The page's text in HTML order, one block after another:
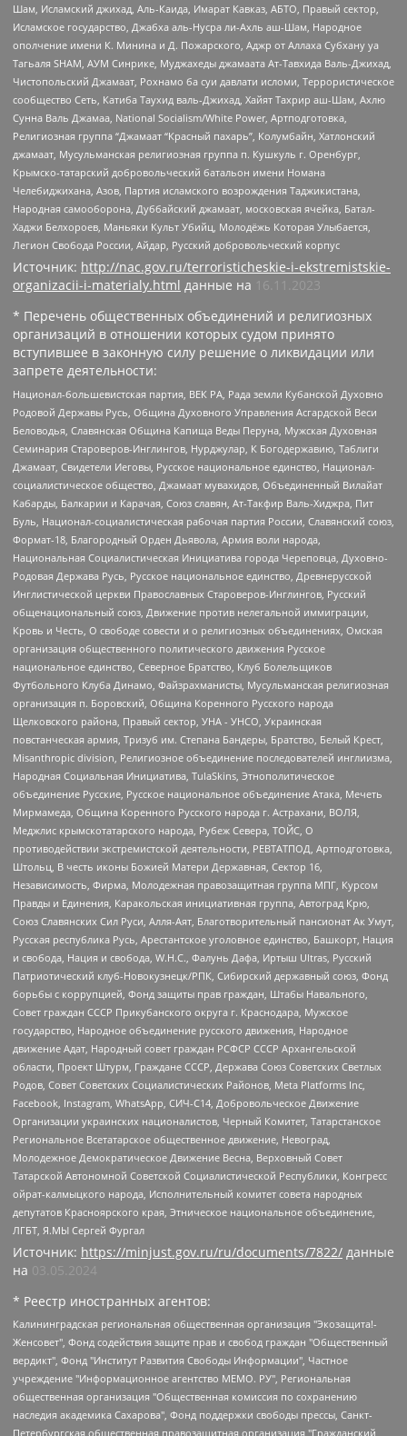
Шам, Исламский джихад, Аль-Каида, Имарат Кавказ, АБТО, Правый сектор,
Исламское государство, Джабха аль-Нусра ли-Ахль аш-Шам, Народное
ополчение имени К. Минина и Д. Пожарского, Аджр от Аллаха Субхану уа
Тагьаля SHAM, АУМ Синрике, Муджахеды джамаата Ат-Тавхида Валь-Джихад,
Чистопольский Джамаат, Рохнамо ба суи давлати исломи, Террористическое
сообщество Сеть, Катиба Таухид валь-Джихад, Хайят Тахрир аш-Шам, Ахлю
Сунна Валь Джамаа, National Socialism/White Power, Артподготовка,
Религиозная группа “Джамаат “Красный пахарь”, Колумбайн, Хатлонский
джамаат, Мусульманская религиозная группа п. Кушкуль г. Оренбург,
Крымско-татарский добровольческий батальон имени Номана
Челебиджихана, Азов, Партия исламского возрождения Таджикистана,
Народная самооборона, Дуббайский джамаат, московская ячейка, Батал-
Хаджи Белхороев, Маньяки Культ Убийц, Молодёжь Которая Улыбается,
Легион Свобода России, Айдар, Русский добровольческий корпус
Источник: http://nac.gov.ru/terroristicheskie-i-ekstremistskie-
organizacii-i-materialy.html данные на
16.11.2023
* Перечень общественных объединений и религиозных
организаций в отношении которых судом принято
вступившее в законную силу решение о ликвидации или
запрете деятельности:
Национал-большевистская партия, ВЕК РА, Рада земли Кубанской Духовно
Родовой Державы Русь, Община Духовного Управления Асгардской Веси
Беловодья, Славянская Община Капища Веды Перуна, Мужская Духовная
Семинария Староверов-Инглингов, Нурджулар, К Богодержавию, Таблиги
Джамаат, Свидетели Иеговы, Русское национальное единство, Национал-
социалистическое общество, Джамаат мувахидов, Объединенный Вилайат
Кабарды, Балкарии и Карачая, Союз славян, Ат-Такфир Валь-Хиджра, Пит
Буль, Национал-социалистическая рабочая партия России, Славянский союз,
Формат-18, Благородный Орден Дьявола, Армия воли народа,
Национальная Социалистическая Инициатива города Череповца, Духовно-
Родовая Держава Русь, Русское национальное единство, Древнерусской
Инглистической церкви Православных Староверов-Инглингов, Русский
общенациональный союз, Движение против нелегальной иммиграции,
Кровь и Честь, О свободе совести и о религиозных объединениях, Омская
организация общественного политического движения Русское
национальное единство, Северное Братство, Клуб Болельщиков
Футбольного Клуба Динамо, Файзрахманисты, Мусульманская религиозная
организация п. Боровский, Община Коренного Русского народа
Щелковского района, Правый сектор, УНА - УНСО, Украинская
повстанческая армия, Тризуб им. Степана Бандеры, Братство, Белый Крест,
Misanthropic division, Религиозное объединение последователей инглиизма,
Народная Социальная Инициатива, TulaSkins, Этнополитическое
объединение Русские, Русское национальное объединение Атака, Мечеть
Мирмамеда, Община Коренного Русского народа г. Астрахани, ВОЛЯ,
Меджлис крымскотатарского народа, Рубеж Севера, ТОЙС, О
противодействии экстремистской деятельности, РЕВТАТПОД, Артподготовка,
Штольц, В честь иконы Божией Матери Державная, Сектор 16,
Независимость, Фирма, Молодежная правозащитная группа МПГ, Курсом
Правды и Единения, Каракольская инициативная группа, Автоград Крю,
Союз Славянских Сил Руси, Алля-Аят, Благотворительный пансионат Ак Умут,
Русская республика Русь, Арестантское уголовное единство, Башкорт, Нация
и свобода, Нация и свобода, W.H.С., Фалунь Дафа, Иртыш Ultras, Русский
Патриотический клуб-Новокузнецк/РПК, Сибирский державный союз, Фонд
борьбы с коррупцией, Фонд защиты прав граждан, Штабы Навального,
Совет граждан СССР Прикубанского округа г. Краснодара, Мужское
государство, Народное объединение русского движения, Народное
движение Адат, Народный совет граждан РСФСР СССР Архангельской
области, Проект Штурм, Граждане СССР, Держава Союз Советских Светлых
Родов, Совет Советских Социалистических Районов, Meta Platforms Inc,
Facebook, Instagram, WhatsApp, СИЧ-С14, Добровольческое Движение
Организации украинских националистов, Черный Комитет, Татарстанское
Региональное Всетатарское общественное движение, Невоград,
Молодежное Демократическое Движение Весна, Верховный Совет
Татарской Автономной Советской Социалистической Республики, Конгресс
ойрат-калмыцкого народа, Исполнительный комитет совета народных
депутатов Красноярского края, Этническое национальное объединение,
ЛГБТ, Я.МЫ Сергей Фургал
Источник: https://minjust.gov.ru/ru/documents/7822/ данные
на 03.05.2024
* Реестр иностранных агентов:
Калининградская региональная общественная организация "Экозащита!-Женсовет", Фонд содействия защите прав и свобод граждан "Общественный вердикт", Фонд "Институт Развития Свободы Информации", Частное учреждение "Информационное агентство МЕМО. РУ", Региональная общественная организация "Общественная комиссия по сохранению наследия академика Сахарова", Фонд поддержки свободы прессы, Санкт-Петербургская общественная правозащитная организация "Гражданский контроль", Межрегиональная общественная организация "Информационно-просветительский центр "Мемориал", Региональный Фонд "Центр Защиты Прав Средств Массовой Информации", с 05.12.2023 Фонд "Центр Защиты Прав Средств массовой информации", Региональная общественная благотворительная организация помощи беженцам и мигрантам "Гражданское содействие", Негосударственное образовательное учреждение дополнительного профессионального образования (повышение квалификации) специалистов "АКАДЕМИЯ ПО ПРАВАМ ЧЕЛОВЕКА", Свердловская региональная общественная организация "Сутяжник", Автономная некоммерческая организация "Центр независимых социологических исследований", Союз общественных объединений "Российский исследовательский центр по правам человека", Региональное общественное учреждение научно-информационный центр "МЕМОРИАЛ", Некоммерческая организация "Фонд защиты гласности", Автономная некоммерческая организация "Институт прав человека", Городская общественная организация "Екатеринбургское общество "МЕМОРИАЛ", Городская общественная организация "Рязанское историко-просветительское и правозащитное общество "Мемориал" (Рязанский Мемориал), Челябинский региональный орган общественной самодеятельности – женское общественное объединение "Женщины Евразии", Челябинский региональный орган общественной самодеятельности "Уральская правозащитная группа", Фонд содействия защите здоровья и социальной справедливости имени Андрея Рылькова, Автономная Некоммерческая Организация "Аналитический Центр Юрия Левады", Автономная некоммерческая организация социальной поддержки населения "Проект Апрель", Региональная общественная организация помощи женщинам и детям, находящимся в кризисной ситуации "Информационно-методический центр "Анна", Фонд содействия развитию массовых коммуникаций и правовому просвещению "Так-так-Так", Фонд содействия устойчивому развитию "Серебряная тайга", Свердловский региональный общественный фонд социальных проектов "Новое время", "Idel.Реалии", Кавказ.Реалии, Крым.Реалии, Телеканал Настоящее Время, Татаро-башкирская служба Радио Свобода (Azatliq Radiosi), Радио Свободная Европа/Радио Свобода (PCE/PC), "Сибирь.Реалии", "Фактограф", Благотворительный фонд помощи осужденным и их семьям, Автономная некоммерческая организация "Институт глобализации и социальных движений", Фонд "В защиту прав заключенных", Частное учреждение "Центр поддержки и содействия развитию средств массовой информации", Пензенский региональный общественный благотворительный фонд "Гражданский союз", "Север.Реалии", Некоммерческая организация Фонд "Правовая инициатива", Общество с ограниченной ответственностью "Радио Свободная Европа/Радио Свобода", Чешское информационное агентство "MEDIUM-ORIENT", Красноярская региональная общественная организация "Мы против СПИДа", Камалягин Денис Николаевич, Маркелов Сергей Евгеньевич, Пономарев Лев Александрович, Савицкая Людмила Алексеевна, Автономная некоммерческая организация "Центр по работе с проблемой насилия "НАСИЛИЮ.НЕТ", Межрегиональный профессиональный союз работников здравоохранения "Альянс врачей", Юридическое лицо, зарегистрированное в Латвийской Республике, SIA "Medusa Project" (регистрационный номер 40103797863, дата регистрации 10.06.2014), Некоммерческая организация "Фонд по борьбе с коррупцией", Автономная некоммерческая организация "Институт права и публичной политики", Баданин Роман Сергеевич, Гликин Максим Александрович, Железнова Мария Михайловна, Лукьянова Юлия Сергеевна, Маетная Елизавета Витальевна, Маняхин Петр Борисович, Чуракова Ольга Владимировна, Ярош Юлия Петровна, Юридическое лицо "The Insider SIA", зарегистрированное в Риге, Латвийская Республика (дата регистрации 26.06.2015), являющееся администратором доменного имени интернет-издания "The Insider SIA", https://theins.ru, Постернак Алексей Евгеньевич, Рубин Михаил Аркадьевич, Анин Роман Александрович, Юридическое лицо Istories fonds, зарегистрированное в Латвийской Республике (регистрационный номер 50008295751, дата регистрации 24.02.2020), Великовский Дмитрий Александрович, Долинина Ирина Николаевна, Мароховская Алеся Алексеевна, Шлейнов Роман Юрьевич, Шмагун Олеся Валентиновна, Общество с ограниченной ответственностью "Альтаир 2021", Общество с ограниченной ответственностью "Вега 2021", Общество с ограниченной ответственностью "Главный редактор 2021", Общество с ограниченной ответственностью "Ромашки монолит", Важенков Артем Валерьевич, Ивановская областная общественная организация "Центр гендерных исследований", Гурман Юрий Альбертович, Медиапроект "ОВД-Инфо", Егоров Владимир Владимирович, Жилинский Владимир Александрович, Общество с ограниченной ответственностью "ЗП", Иванова София Юрьевна, Карезина Инна Павловна, Кильтау Екатерина Викторовна, Петров Алексей Викторович, Пискунов Сергей Евгеньевич, Смирнов Сергей Сергеевич, Тихонов Михаил Сергеевич, Общество с ограниченной ответственностью "ЖУРНАЛИСТ-ИНОСТРАННЫЙ АГЕНТ", Арапова Галина Юрьевна, Вольтская Татьяна Анатольевна, Американская компания "Mason G.E.S. Anonymous Foundation" (США), являющаяся владельцем интернет-издания https://mnews.world/, Компания "Stichting Bellingcat", зарегистрированная в Нидерландах (дата регистрации 11.07.2018), Захаров Андрей Вячеславович, Клепиковская Екатерина Дмитриевна, Общество с ограниченной ответственностью "МЕМО", Перл Роман Александрович, Симонов Евгений Алексеевич, Соловьева Елена Анатольевна, Сотников Даниил Владимирович, Сурначева Елизавета Дмитриевна, Автономная некоммерческая организация по защите прав человека и информированию населения "Якутия – Наше Мнение", Общество с ограниченной ответственностью "Москоу диджитал медиа", с 26.01.2023 Общество с ограниченной ответственностью "Чайка Белые сады", Ветошкина Валерия Валерьевна, Заговора Максим Александрович, Межрегиональное общественное движение "Российская ЛГБТ - сеть", Оленичев Максим Владимирович, Павлов Иван Юрьевич, Скворцова Елена Сергеевна, Общество с ограниченной ответственностью "Как бы инагент", Кочетков Игорь Викторович, Общество с ограниченной ответственностью "Честные выборы", Еланчик Олег Александрович, Общество с ограниченной ответственностью "Нобелевский призыв", Гималова Регина Эмилевна, Григорьев Андрей Валерьевич, Григорьева Алина Александровна, Ассоциация по содействию защите прав призывников, альтернативнослужащих и военнослужащих "Правозащитная группа "Гражданин.Армия.Право", Хисамова Регина Фаритовна, Автономная некоммерческая организация по реализации социально-правовых программ "Лилит", Дальневосточное общественное движение "Маяк", Санкт-Петербургская ЛГБТ-инициативная группа "Выход", Инициативная группа ЛГБТ+ "Реверс", Алексеев Андрей Викторович, Бекбулатова Таисия Львовна, Беляев Иван Михайлович, Владыкина Елена Сергеевна, Гельман Марат Александрович, Никульшина Вероника Юрьевна, Толоконникова Надежда Андреевна, Шендерович Виктор Анатольевич, Общество с ограниченной ответственностью "Данное сообщение", Общество с ограниченной ответственностью Издательский дом "Новая глава", Айнбиндер Александра Александровна, Московский комьюнити-центр для ЛГБТ+инициатив, Благотворительный фонд развития филантропии, Deutsche Welle (Германия, Kurt-Schumacher-Strasse 3, 53113 Bonn), Борзунова Мария Михайловна, Воробьев Виктор Викторович, Голубева Анна Львовна, Константинова Алла Михайловна, Малкова Ирина Владимировна, Мурадов Мурад Абдулгалимович, Осетинская Елизавета Николаевна, Понасенков Евгений Николаевич, Ганапольский Матвей Юрьевич, Киселев Евгений Алексеевич, Борухович Ирина Григорьевна, Дремин Иван Тимофеевич, Дубровский Дмитрий Викторович, Красноярская региональная общественная организация поддержки и развития альтернативных образовательных технологий и межкультурных коммуникаций "ИНТЕРРА", Маяковская Екатерина Алексеевна, Фейгин Марк Захарович, Филимонов Андрей Викторович, Дзугкоева Регина Николаевна, Доброхотов Роман Александрович, Дудь Юрий Александрович, Елкин Сергей Владимирович, Кругликов Кирилл Игоревич, Сабунаева Мария Леонидовна, Семенов Алексей Владимирович, Шаинян Карен Багратович, Шульман Екатерина Михайловна, Асафьев Артур Валерьевич, Вахштайн Виктор Семенович, Венедиктов Алексей Алексеевич, Лушникова Екатерина Евгеньевна, Волков Леонид Михайлович, Невзоров Александр Глебович, Пархоменко Сергей Борисович, Сироткин Ярослав Николаевич, Кара-Мурза Владимир Владимирович, Баранова Наталья Владимировна, Гозман Леонид Яковлевич, Кагарлицкий Борис Юльевич, Климарев Михаил Валерьевич, Милов Владимир Станиславович, Автономная некоммерческая организация Краснодарский центр современного искусства "Типография", Моргенштерн Алишер Тагирович, Соболь Любовь Эдуардовна, Общество с ограниченной ответственностью "ЛИЗА НОРМ", Каспаров Гарри Кимович, Ходорковский Михаил Борисович, Общество с ограниченной ответственностью "Апрельские тезисы", Данилович Ирина Брониславовна, Кашин Олег Владимирович, Петров Николай Владимирович, Пивоваров Алексей Владимирович, Соколов Михаил Владимирович, Цветкова Юлия Владимировна, Чичваркин Евгений Александрович, Комитет против пыток/Команда против пыток, Общество с ограниченной ответственностью "Первый научный", Общество с ограниченной ответственностью "Вертолет и ко", Белоцерковская Вероника Борисовна, Кац Максим Евгеньевич, Лазарева Татьяна Юрьевна, Шаведдинов Руслан Табризович, Яшин Илья Валерьевич, Общество с ограниченной ответственностью "Иноагент ААВ", Алешковский Дмитрий Петрович, Альбац Евгения Марковна, Быков Дмитрий Львович, Галямина Юлия Евгеньевна, Лойко Сергей Леонидович, Мартынов Кирилл Константинович, Медведев Сергей Александрович, Крашенинников Федор Геннадиевич, Гордеева Катерина Вл